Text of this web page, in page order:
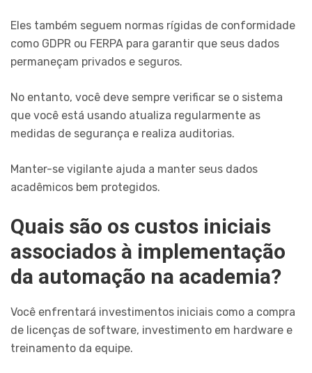
Eles também seguem normas rígidas de conformidade
como GDPR ou FERPA para garantir que seus dados
permaneçam privados e seguros.
No entanto, você deve sempre verificar se o sistema
que você está usando atualiza regularmente as
medidas de segurança e realiza auditorias.
Manter-se vigilante ajuda a manter seus dados
acadêmicos bem protegidos.
Quais são os custos iniciais
associados à implementação
da automação na academia?
Você enfrentará investimentos iniciais como a compra
de licenças de software, investimento em hardware e
treinamento da equipe.